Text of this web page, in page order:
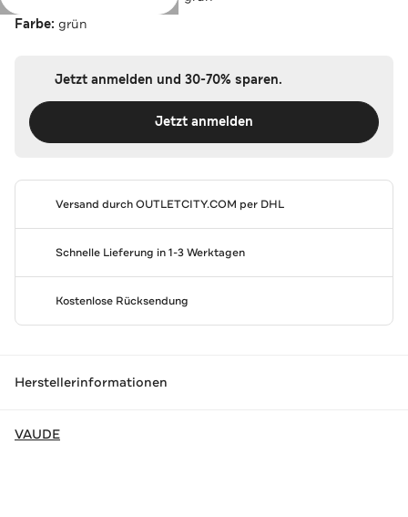
Farbe: grün
Jetzt anmelden und 30-70% sparen.
Jetzt anmelden
Versand durchOUTLETCITY.COM per DHL
Schnelle Lieferung in 1-3 Werktagen
Kostenlose Rücksendung
Herstellerinformationen
VAUDE